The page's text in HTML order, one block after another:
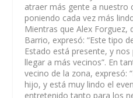
atraer más gente a nuestro
poniendo cada vez más
Mientras que Alex Forguez,
Barrio, expresó: “Este tipo
Estado está presente, y
llegar a más vecinos”. En
vecino de la zona, expresó:
hijo, y está muy lindo el
entretenido tanto para los